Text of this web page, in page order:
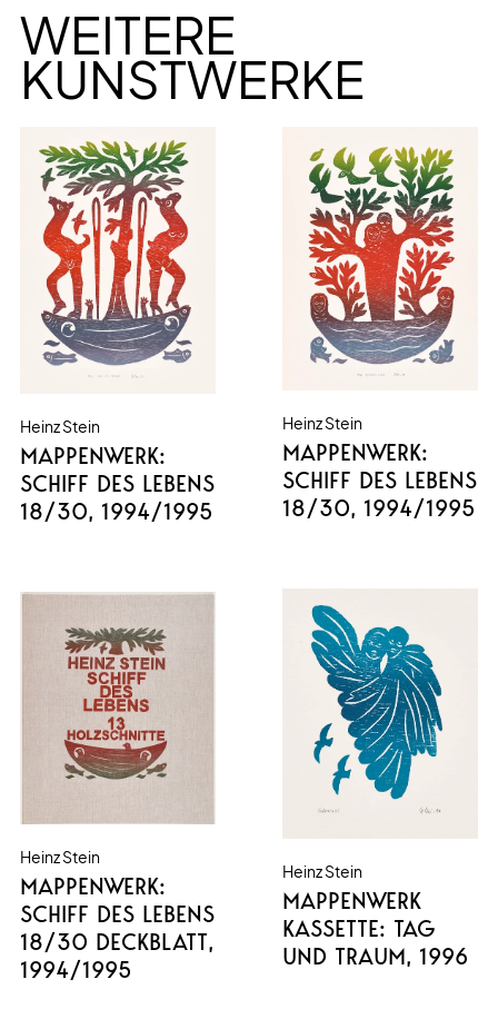
WEITERE
KUNSTWERKE
Heinz Stein
MAPPENWERK:
SCHIFF DES LEBENS
18/30, 1994/1995
Heinz Stein
MAPPENWERK:
SCHIFF DES LEBENS
18/30 DECKBLATT,
1994/1995
Heinz Stein
MAPPENWERK:
SCHIFF DES LEBENS
18/30, 1994/1995
Heinz Stein
MAPPENWERK
KASSETTE: TAG
UND TRAUM, 1996